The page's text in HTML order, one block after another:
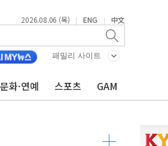
2026.08.06 (목) | ENG | 中文
패밀리 사이트
문화·연예 스포츠 GAM
" 우려도